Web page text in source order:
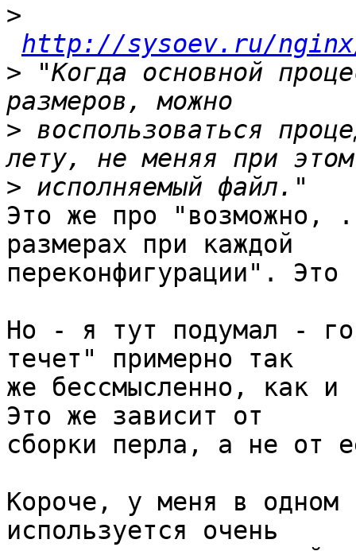
>
http://sysoev.ru/
> "Когда основной
> воспользоваться
>
Это же про "возможно,
размерах при каждой
переконфигурации". Это
Но - я тут подумал -
течет" примерно так
же бессмысленно, как и
Это же зависит от
сборки перла, а не от
Короче, у меня в одном
используется очень